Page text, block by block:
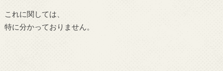
これに関しては、
特に分かっておりません。